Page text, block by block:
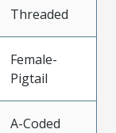
Threaded
Female-
Pigtail
A-Coded